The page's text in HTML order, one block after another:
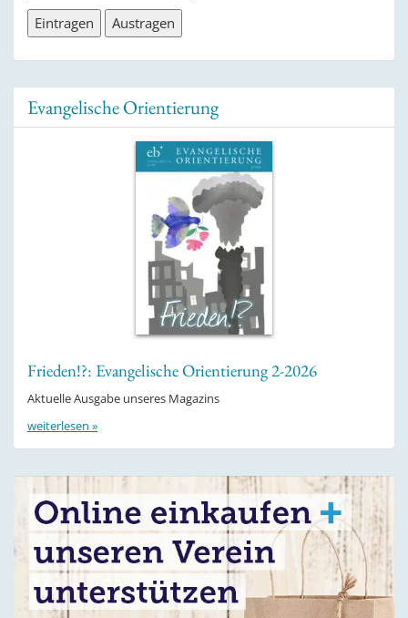
Evangelische Orientierung
Frieden!?: Evangelische Orientierung 2-2026
Aktuelle Ausgabe unseres Magazins
weiterlesen »